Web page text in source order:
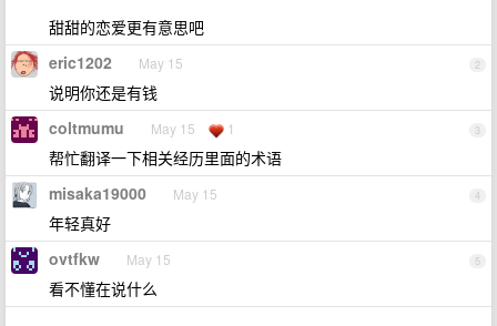
甜甜的恋爱更有意思吧
2
eric1202 May 15
说明你还是有钱
3
coltmumu May 15 1
帮忙翻译一下相关经历里面的术语
4
misaka19000 May 15
年轻真好
5
ovtfkw May 15
看不懂在说什么